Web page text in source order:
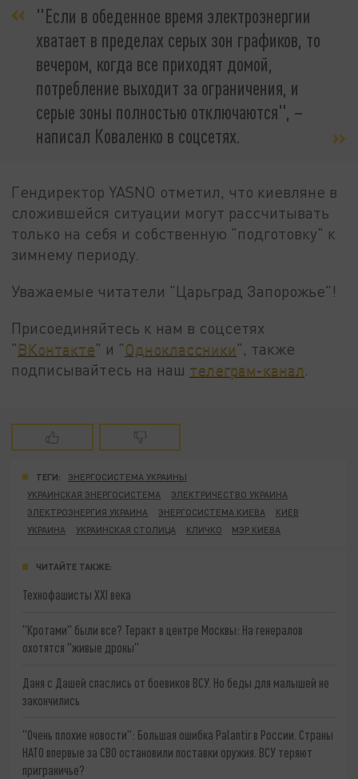
"Если в обеденное время электроэнергии
хватает в пределах серых зон графиков, то
вечером, когда все приходят домой,
потребление выходит за ограничения, и
серые зоны полностью отключаются", –
написал Коваленко в соцсетях.
Гендиректор YASNO отметил, что киевляне в
сложившейся ситуации могут рассчитывать
только на себя и собственную "подготовку" к
зимнему периоду.
Уважаемые читатели "Царьград Запорожье"!
Присоединяйтесь к нам в соцсетях
"ВКонтакте" и "Одноклассники", также
подписывайтесь на наш телеграм-канал
ТЕГИ:
ЭНЕРГОСИСТЕМА УКРАИНЫ
УКРАИНСКАЯ ЭНЕРГОСИСТЕМА
ЭЛЕКТРИЧЕСТВО УКРАИНА
ЭЛЕКТРОЭНЕРГИЯ УКРАИНА
ЭНЕРГОСИСТЕМА КИЕВА
КИЕВ
УКРАИНА
УКРАИНСКАЯ СТОЛИЦА КЛИЧКО МЭР КИЕВА
ЧИТАЙТЕ ТАКЖЕ:
Технофашисты XXI века
"Кротами" были все? Теракт в центре Москвы: На генералов
охотятся "живые дроны"
Даня с Дашей спаслись от боевиков ВСУ. Но беды для малышей не
закончились
"Очень плохие новости": Большая ошибка Palantir в России. Страны
НАТО впервые за СВО остановили поставки оружия. ВСУ теряют
приграничье?